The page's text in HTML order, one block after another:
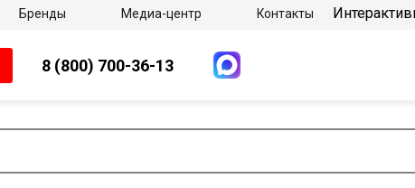
Бренды Медиа-центр Контакты
8 (800) 700-36-13